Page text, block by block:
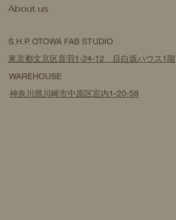
S.H.P. OTOWA FAB STUDIO
東京都文京区音羽1-24-12 目白坂ハウス1階
WAREHOUSE
神奈川県川崎市中原区宮内1-20-58
​About us